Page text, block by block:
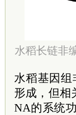
水稻长链非
水稻基因
形成，但相
NA的系统